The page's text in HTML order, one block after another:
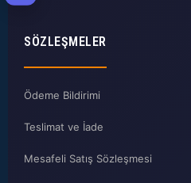
SÖZLEŞMELER
Ödeme Bildirimi
Teslimat ve İade
Mesafeli Satış Sözleşmesi